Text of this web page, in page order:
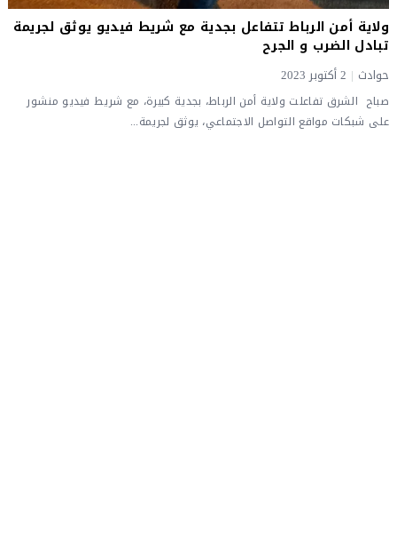
ولاية أمن الرباط تتفاعل بجدية مع شريط فيديو يوثق لجريمة
تبادل الضرب و الجرح
حوادث 2 أكتوبر 2023
صباح الشرق تفاعلت ولاية أمن الرباط، بجدية كبيرة، مع شريط فيديو منشور
على شبكات مواقع التواصل الاجتماعي، يوثق لجريمة...